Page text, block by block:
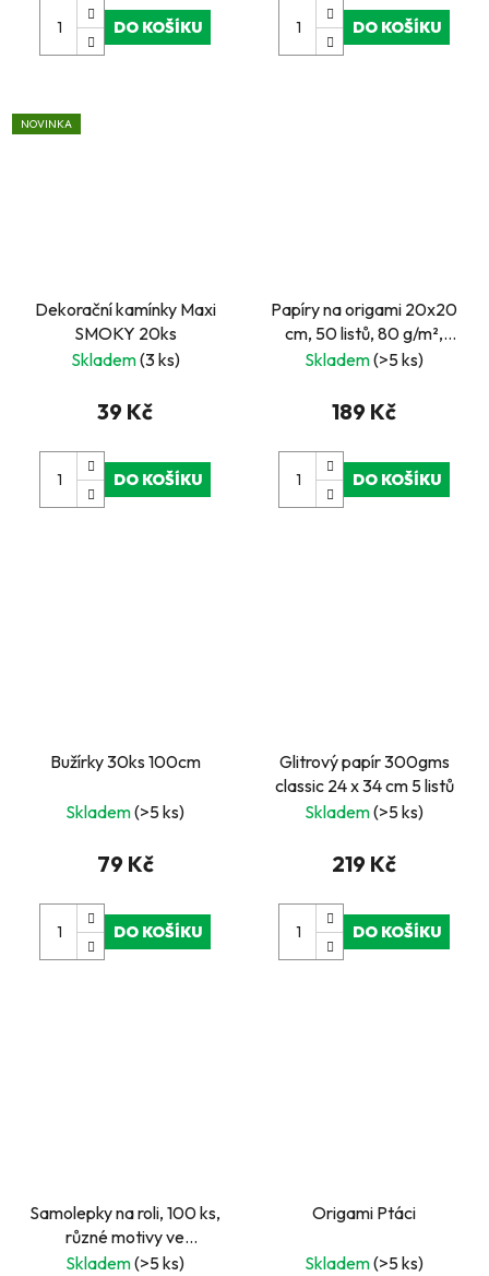
DO KOŠÍKU DO KOŠÍKU
NOVINKA
Dekorační kamínky Maxi
SMOKY 20ks
Skladem(3 ks)
39 Kč
DO KOŠÍKU
Papíry na origami 20x20
cm, 50 listů, 80 g/m²,
INTENSIV
Skladem(>5 ks)
189 Kč
DO KOŠÍKU
Bužírky 30ks 100cm
Skladem(>5 ks)
79 Kč
DO KOŠÍKU
Glitrový papír 300gms
classic 24 x 34 cm 5 listů
Skladem(>5 ks)
219 Kč
DO KOŠÍKU
Samolepky na roli, 100 ks,
různé motivy ve
známkovém rámečku,
Skladem(>5 ks)
Origami Ptáci
Skladem(>5 ks)